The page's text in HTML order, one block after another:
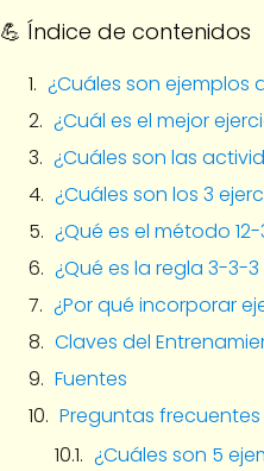
💪​ Índice de contenidos
¿Cuáles son ejemplos
¿Cuál es el mejor
¿Cuáles son las
¿Cuáles son los 3
¿Qué es el método
¿Qué es la regla 3-3-
¿Por qué incorporar
Claves del
Fuentes
Preguntas
¿Cuáles son 5